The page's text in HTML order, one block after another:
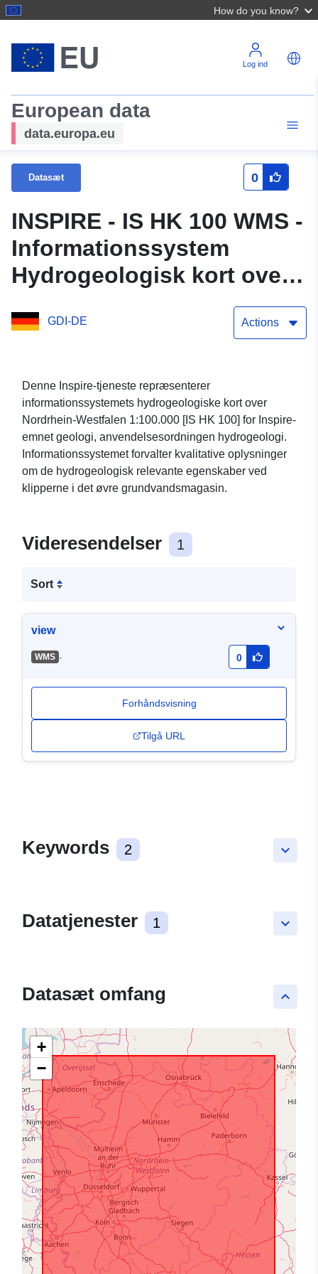
How do you know?
Log ind
European data
data.europa.eu
Datasæt 0
INSPIRE - IS HK 100 WMS -
Informationssystem
Hydrogeologisk kort over
Nordrhein-Westfalen
1:100.000 -
GDI-DE Actions
Denne Inspire-tjeneste repræsenterer
informationssystemets hydrogeologiske kort over
Nordrhein-Westfalen 1:100.000 [IS HK 100] for Inspire-
emnet geologi, anvendelsesordningen hydrogeologi.
Informationssystemet forvalter kvalitative oplysninger
om de hydrogeologisk relevante egenskaber ved
klipperne i det øvre grundvandsmagasin.
Videresendelser 1
Sort
view
WMS - 0
Forhåndsvisning
Tilgå URL
keyboard_arrow_down
Keywords 2
keyboard_arrow_down
Datatjenester 1
keyboard_arrow_up
Datasæt omfang
+
−